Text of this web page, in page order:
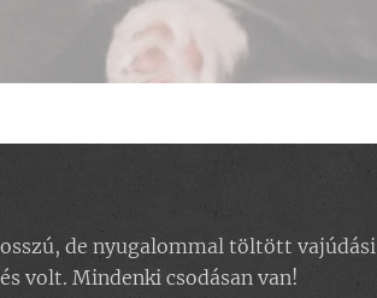
de nyugalommal töltött vajúdási
volt. Mindenki csodásan van!